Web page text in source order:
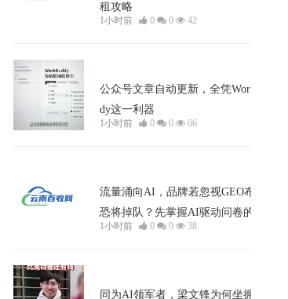
租攻略
1小时前 0 0 42
公众号文章自动更新，全凭Workbud
dy这一利器
1小时前 0 0 66
流量涌向AI，品牌若忽视GEO布局
恐将掉队？先掌握AI驱动问卷的实战
逻辑！
1小时前 0 0 38
同为AI领军者，梁文锋为何坐拥奥特